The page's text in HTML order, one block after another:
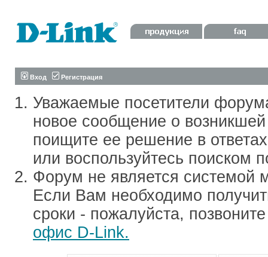
Вход Регистрация
Уважаемые посетители
новое сообщение о
поищите ее решение в
или воспользуйтесь поиском
Форум не является системой
Если Вам необходимо
сроки - пожалуйста,
офис D-Link.